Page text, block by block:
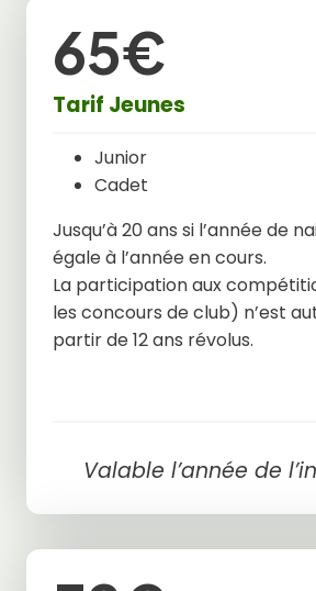
65€
Tarif Jeunes
Junior
Cadet
Jusqu’à 20 ans si l’année de
égale à l’année en cours.
La participation aux
les concours de club) n’est
partir de 12 ans révolus.
Valable l’année de